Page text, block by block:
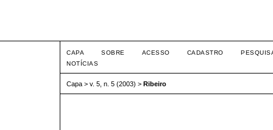
CAPA SOBRE ACESSO CADASTRO
NOTÍCIAS
Capa > v. 5, n. 5 (2003) > Ribeiro